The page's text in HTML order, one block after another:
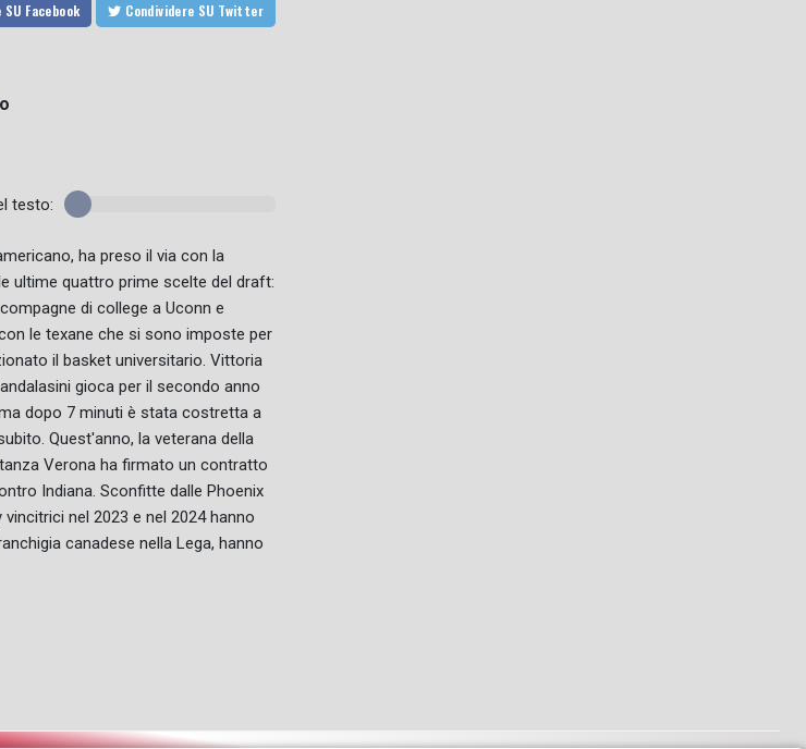
SU Facebook Condividere SU Twitter
testo:
ha preso il via con la
ultime quattro prime scelte del draft:
di college a Uconn e
le texane che si sono imposte per
il basket universitario. Vittoria
gioca per il secondo anno
dopo 7 minuti è stata costretta a
Quest'anno, la veterana della
Verona ha firmato un contratto
Indiana. Sconfitte dalle Phoenix
nel 2023 e nel 2024 hanno
canadese nella Lega, hanno